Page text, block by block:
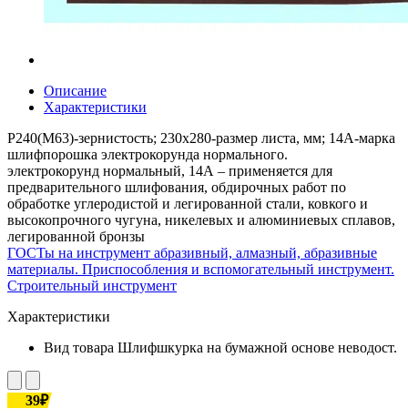
Описание
Характеристики
Р240(М63)-зернистость; 230х280-размер листа, мм; 14А-марка
шлифпорошка электрокорунда нормального.
электрокорунд нормальный, 14А – применяется для
предварительного шлифования, обдирочных работ по
обработке углеродистой и легированной стали, ковкого и
высокопрочного чугуна, никелевых и алюминиевых сплавов,
легированной бронзы
ГОСТы на инструмент абразивный, алмазный, абразивные
материалы. Приспособления и вспомогательный инструмент.
Строительный инструмент
Характеристики
Вид товара Шлифшкурка на бумажной основе неводост.
39₽